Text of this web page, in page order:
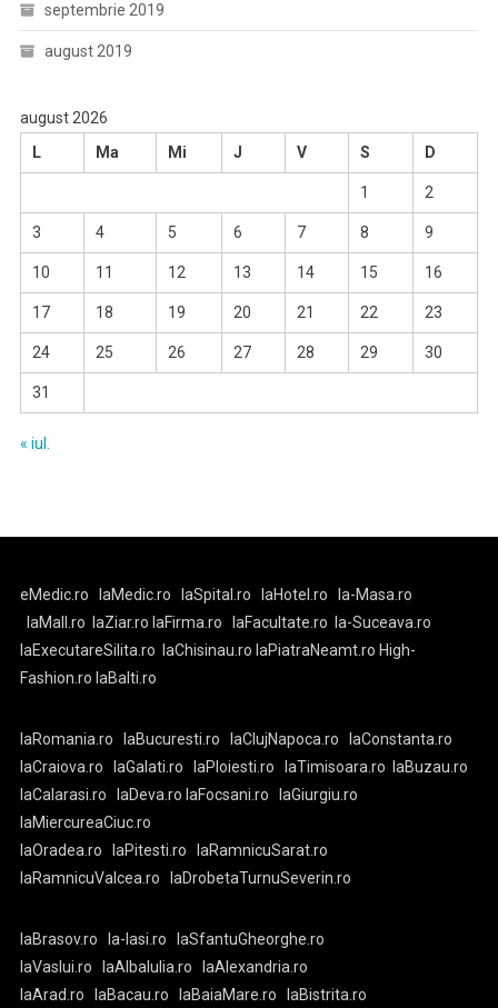
septembrie 2019
august 2019
august 2026
L
Ma Mi J V S D
1 2
3 4 5 6 7 8 9
10 11 12 13 14 15 16
17 18 19 20 21 22 23
24 25 26 27 28 29 30
31
« iul.
eMedic.ro laMedic.ro laSpital.ro laHotel.ro
la-Masa.ro
laMall.ro
laZiar.ro laFirma.ro laFacultate.ro
la-Suceava.ro
laExecutareSilita.ro
laChisinau.ro laPiatraNeamt.ro High-
Fashion.ro laBalti.ro
laRomania.ro laBucuresti.ro laClujNapoca.ro
laConstanta.ro
laCraiova.ro
laGalati.ro laPloiesti.ro laTimisoara.ro
laBuzau.ro
laCalarasi.ro
laDeva.ro laFocsani.ro
laGiurgiu.ro
laMiercureaCiuc.ro
laOradea.ro
laPitesti.ro
laRamnicuSarat.ro
laRamnicuValcea.ro
laDrobetaTurnuSeverin.ro
laBrasov.ro la-Iasi.ro
laSfantuGheorghe.ro
laVaslui.ro
laAlbaIulia.ro
laAlexandria.ro
laArad.ro
laBacau.ro laBaiaMare.ro laBistrita.ro